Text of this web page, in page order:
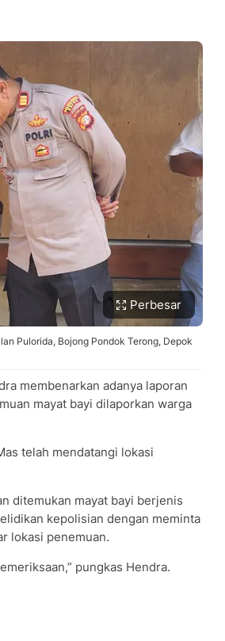
Perbesar
Pulorida, Bojong Pondok Terong, Depok
membenarkan adanya laporan
mayat bayi dilaporkan warga
telah mendatangi lokasi
ditemukan mayat bayi berjenis
kepolisian dengan meminta
lokasi penemuan.
pungkas Hendra.